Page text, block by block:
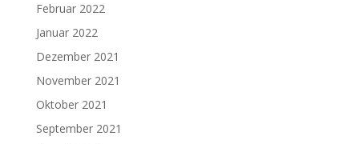
Februar 2022
Januar 2022
Dezember 2021
November 2021
Oktober 2021
September 2021